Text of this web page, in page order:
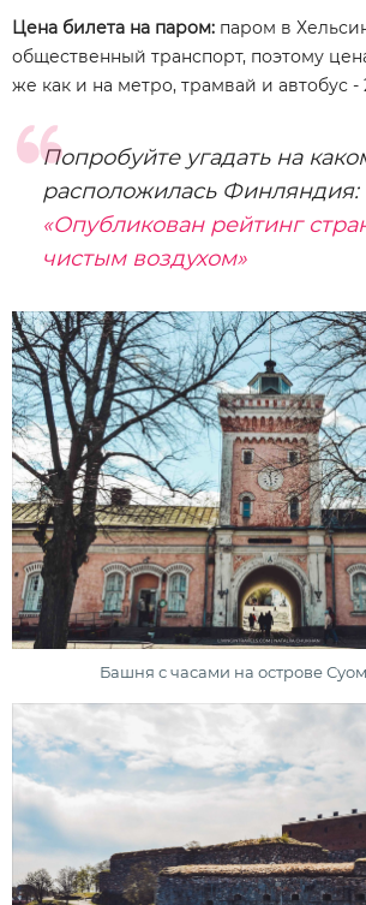
Цена билета на паром: паром в
общественный транспорт, поэтому
же как и на метро, трамвай и автобус -
Попробуйте угадать на
расположилась Финляндия:
«Опубликован рейтинг
чистым воздухом»
Башня с часами на острове